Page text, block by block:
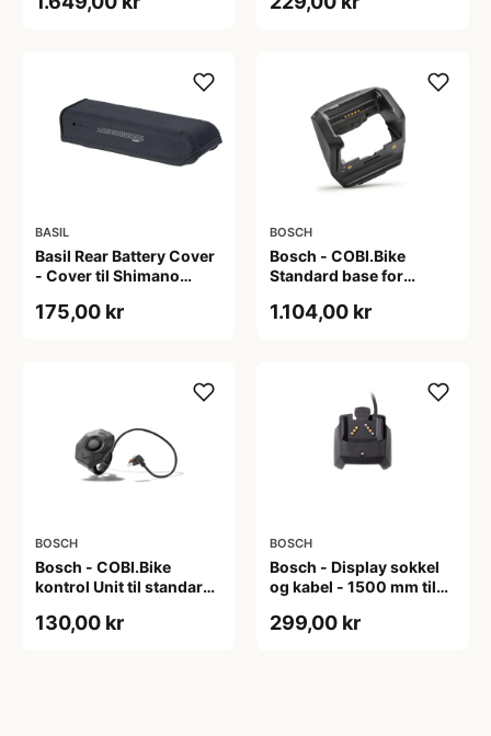
BASIL
Basil Rear Battery Cover
- Cover til Shimano
175,00 kr
BOSCH
Bosch - COBI.Bike
Standard base for
1.104,00 kr
BOSCH
Bosch - COBI.Bike
kontrol Unit til standard
130,00 kr
BOSCH
Bosch - Display sokkel
og kabel - 1500 mm til
299,00 kr